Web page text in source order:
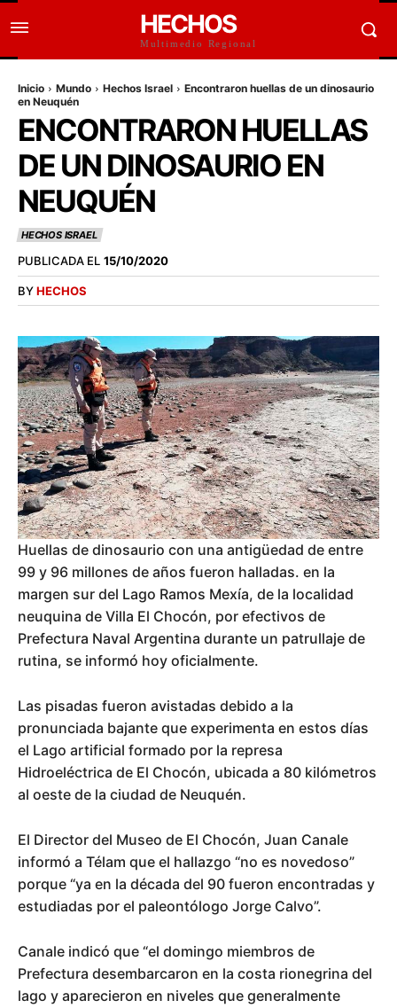
HECHOS
Multimedio Regional
Inicio Mundo Hechos Israel
Encontraron huellas de un dinosaurio
en Neuquén
ENCONTRARON HUELLAS
DE UN DINOSAURIO EN
NEUQUÉN
HECHOS ISRAEL
PUBLICADA EL 15/10/2020
BYHECHOS
Huellas de dinosaurio con una antigüedad de entre
99 y 96 millones de años fueron halladas. en la
margen sur del Lago Ramos Mexía, de la localidad
neuquina de Villa El Chocón, por efectivos de
Prefectura Naval Argentina durante un patrullaje de
rutina, se informó hoy oficialmente.
Las pisadas fueron avistadas debido a la
pronunciada bajante que experimenta en estos días
el Lago artificial formado por la represa
Hidroeléctrica de El Chocón, ubicada a 80 kilómetros
al oeste de la ciudad de Neuquén.
El Director del Museo de El Chocón, Juan Canale
informó a Télam que el hallazgo “no es novedoso”
porque “ya en la década del 90 fueron encontradas y
estudiadas por el paleontólogo Jorge Calvo”.
Canale indicó que “el domingo miembros de
Prefectura desembarcaron en la costa rionegrina del
lago y aparecieron en niveles que generalmente